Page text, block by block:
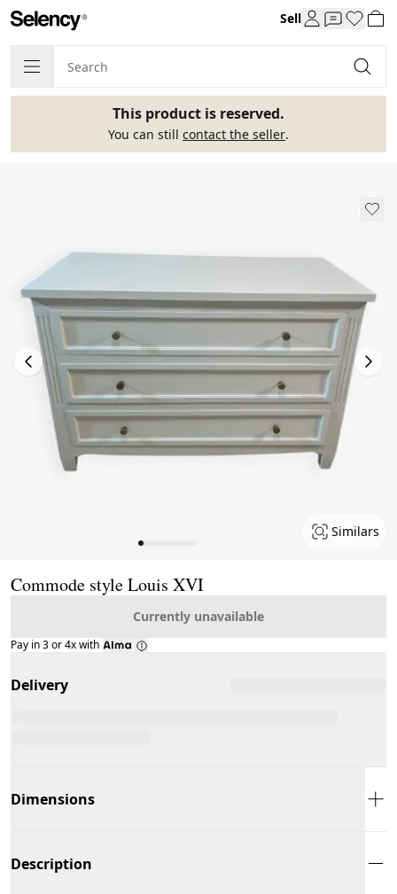
Sell
This product is reserved.
You can still contact the seller.
Similars
Commode style Louis XVI
Currently unavailable
Pay in 3 or 4x with
Delivery
Dimensions
Description